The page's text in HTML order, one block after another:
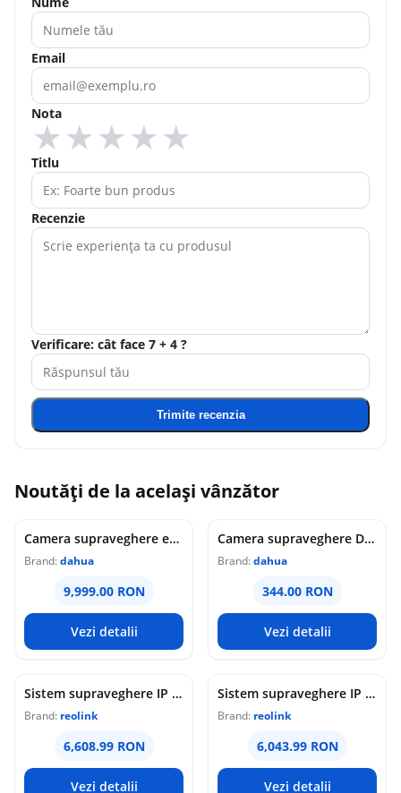
Email
Nota
★
★
★
★
★
Titlu
Recenzie
Verificare: cât face 7 + 4 ?
Trimite recenzia
Noutăți de la același vânzător
Camera supraveghere exterior analogica Dome cu iluminare duala Dahua HAC-HDW1549X-IL-A-PRO-0360B-DIP, 5 MP, 2.8 mm, IR/lumina calda 50 m, microfon dublu
Brand:dahua
9,999.00 RON
Vezi detalii
Camera supraveghere Dome analogica Dahua WizColor HAC-HDW1549X-A-PRO-0360B-DIP, 5 MP, 3.6 mm, lumina calda 50 m, microfon dublu
Brand:dahua
344.00 RON
Vezi detalii
Sistem supraveghere IP Dome Reolink Color Night Vision NVS16-12MD8, 8 camere, 12 MP, IR / lumina alba 30 m, 4 mm, microfon si difuzor, detectie om/vehicul/animal, PoE, HDD 4 TB inclus
Brand: reolink
6,608.99 RON
Vezi detalii
Sistem supraveghere IP Dome Reolink NVS16-8MD8, 8 camere, 8 MP, IR 30 m, 4 mm, microfon, detectie om/vehicul, PoE, HDD 4 TB inclus
Brand: reolink
6,043.99 RON
Vezi detalii